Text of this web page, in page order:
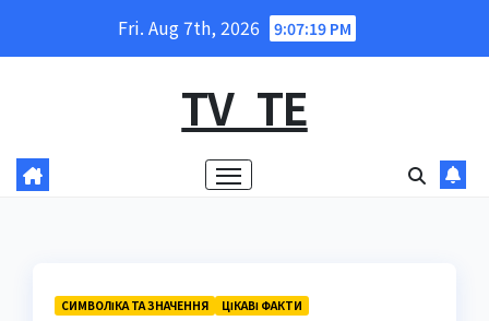
Fri. Aug 7th, 2026 9:07:20 PM
TV_TE
СИМВОЛІКА ТА ЗНАЧЕННЯ ЦІКАВІ ФАКТИ